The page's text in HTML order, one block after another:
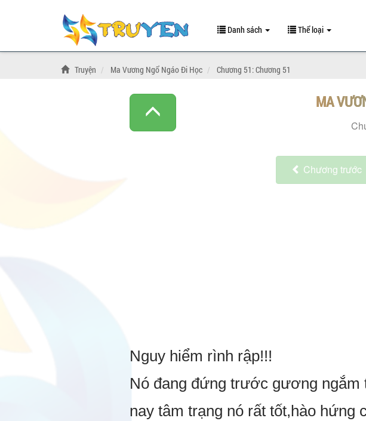
Danh sách Thể loại
Truyện Ma Vương Ngổ Ngáo Đi Học Chương 51: Chương 51
MA
Chương trước
Nguy hiểm rình rập!!!
Nó đang đứng trước gương
nay tâm trạng nó rất tốt,hào hứng